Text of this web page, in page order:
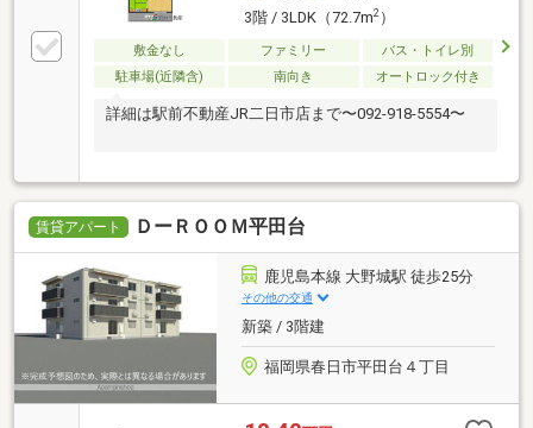
3階 / 3LDK（72.7m2）
敷金なし ファミリー
バス・トイレ別
駐車場(近隣含)
南向き オートロック付き
詳細は駅前不動産JR二日市店まで〜092-918-5554〜
賃貸アパート ＤーＲＯＯＭ平田台
鹿児島本線 大野城駅 徒歩25分
その他の交通
新築 / 3階建
福岡県春日市平田台４丁目